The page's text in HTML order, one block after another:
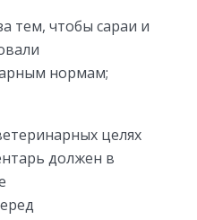
тем, чтобы сараи и
нормам;
целях
должен в